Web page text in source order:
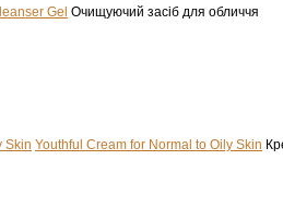
Gel Очищуючий засіб для обличчя
Youthful Cream for Normal to Oily Skin